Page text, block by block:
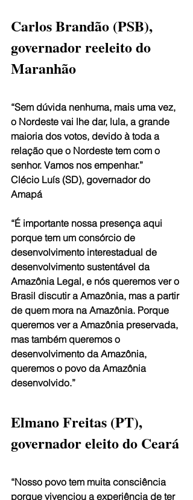
Carlos Brandão (PSB),
governador reeleito do
Maranhão
“Sem dúvida nenhuma, mais uma vez,
o Nordeste vai lhe dar, lula, a grande
maioria dos votos, devido à toda a
relação que o Nordeste tem com o
senhor. Vamos nos empenhar.”
Clécio Luís (SD), governador do
Amapá
“É importante nossa presença aqui
porque tem um consórcio de
desenvolvimento interestadual de
desenvolvimento sustentável da
Amazônia Legal, e nós queremos ver o
Brasil discutir a Amazônia, mas a partir
de quem mora na Amazônia. Porque
queremos ver a Amazônia preservada,
mas também queremos o
desenvolvimento da Amazônia,
queremos o povo da Amazônia
desenvolvido.”
Elmano Freitas (PT),
governador eleito do Ceará
“Nosso povo tem muita consciência
porque vivenciou a experiência de ter